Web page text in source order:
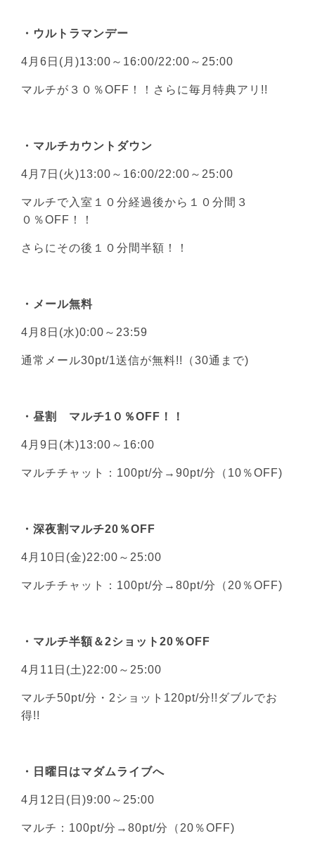
・ウルトラマンデー
4月6日(月)13:00～16:00/22:00～25:00
マルチが３０％OFF！！さらに毎月特典アリ!!
・マルチカウントダウン
4月7日(火)13:00～16:00/22:00～25:00
マルチで入室１０分経過後から１０分間３
０％OFF！！
さらにその後１０分間半額！！
・メール無料
4月8日(水)0:00～23:59
通常メール30pt/1送信が無料!!（30通まで)
・昼割 マルチ1０％OFF！！
4月9日(木)13:00～16:00
マルチチャット：100pt/分→90pt/分（10％OFF)
・深夜割マルチ20％OFF
4月10日(金)22:00～25:00
マルチチャット：100pt/分→80pt/分（20％OFF)
・マルチ半額＆2ショット20％OFF
4月11日(土)22:00～25:00
マルチ50pt/分・2ショット120pt/分!!ダブルでお
得!!
・日曜日はマダムライブへ
4月12日(日)9:00～25:00
マルチ：100pt/分→80pt/分（20％OFF)